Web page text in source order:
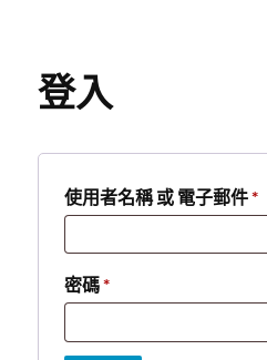
登入
使用者名稱 或 電子郵件*
密碼*